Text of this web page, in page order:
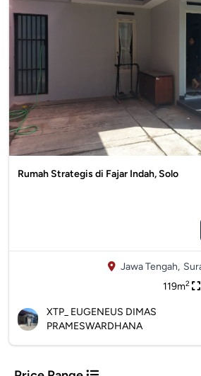
Rumah Strategis di Fajar Indah, Solo
Jawa Tengah,
119m2
XTP_ EUGENEUS DIMAS
PRAMESWARDHANA